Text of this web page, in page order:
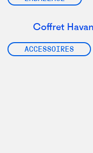
Coffret
ACCESSOIRES